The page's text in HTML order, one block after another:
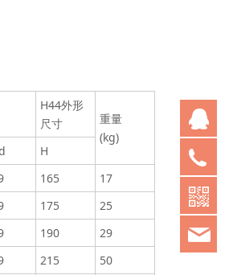
H44外形
尺寸
重量
(kg)
H
165
17
175
25
190
29
215
50